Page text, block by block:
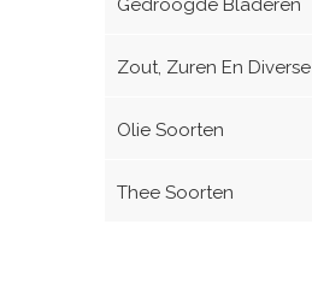
Gedroogde Bladeren
Zout, Zuren En Diverse
Olie Soorten
Thee Soorten